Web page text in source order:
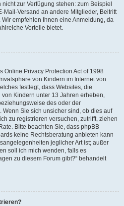
zur Verfügung stehen: zum Beispiel
Mail-Versand an andere Mitglieder, Beitritt
empfehlen Ihnen eine Anmeldung, da
Vorteile bietet.
Online Privacy Protection Act of 1998
von Kindern im Internet von
festlegt, dass Websites, die
Kindern unter 13 Jahren erheben,
des oder der
Sie sich unsicher sind, ob dies auf
zu registrieren versuchen, zutrifft, ziehen
Bitte beachten Sie, dass phpBB
keine Rechtsberatung anbieten kann
jeglicher Art ist; außer
soll ich mich wenden, falls es
zu diesem Forum gibt?“ behandelt